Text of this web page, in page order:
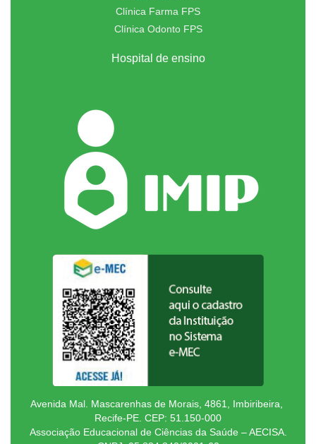
Clínica Farma FPS
Clínica Odonto FPS
Hospital de ensino
Avenida Mal. Mascarenhas de Morais, 4861, Imbiribeira,
Recife-PE. CEP: 51.150-000
Associação Educacional de Ciências da Saúde – AECISA.